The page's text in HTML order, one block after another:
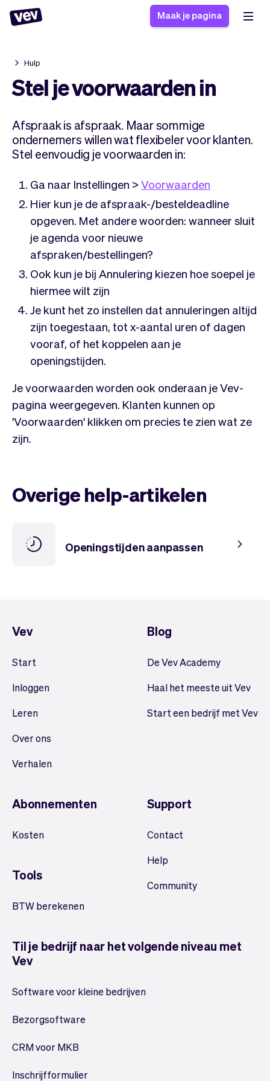
Software voor kleine
bedrijven
CRM voor MKB
Inschrijfformulier
Bestelsysteem
Boekingssysteem
Software voor
Software voor
afspraken
Verhalen
Blog
Hulp
Nieuwste updates
Betalingen
App
Klanten
Team
Embed Vev
Verkopen
Tickets
Lessen
Marketing
Stijl
Bedrijf
Belasting
Software
Vev
Automatische piloot
Overzicht
No-shows
Communicatie
Maak je pagina
Hulp
Stel je voorwaarden in
Afspraak is afspraak. Maar sommige
ondernemers willen wat flexibeler voor klanten.
Stel eenvoudig je voorwaarden in:
Ga naar Instellingen > Voorwaarden
Hier kun je de afspraak-/besteldeadline
opgeven. Met andere woorden: wanneer sluit
je agenda voor nieuwe
afspraken/bestellingen?
Ook kun je bij Annulering kiezen hoe soepel je
hiermee wilt zijn
Je kunt het zo instellen dat annuleringen altijd
zijn toegestaan, tot x-aantal uren of dagen
vooraf, of het koppelen aan je
openingstijden.
Je voorwaarden worden ook onderaan je Vev-
pagina weergegeven. Klanten kunnen op
'Voorwaarden' klikken om precies te zien wat ze
zijn.
Overige help-artikelen
Openingstijden aanpassen
Vev
Start
Inloggen
Leren
Over ons
Verhalen
Blog
De Vev Academy
Haal het meeste uit Vev
Start een bedrijf met Vev
Abonnementen
Kosten
Tools
BTW berekenen
Support
Contact
Help
Community
Til je bedrijf naar het volgende niveau met
Vev
Software voor kleine bedrijven
Bezorgsoftware
CRM voor MKB
Inschrijfformulier